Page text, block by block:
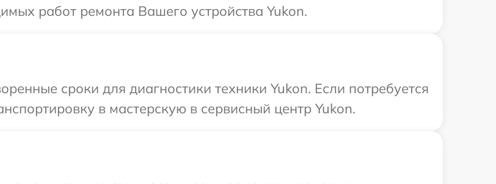
работ ремонта Вашего устройства Yukon.
сроки для диагностики техники Yukon. Если потребуется
в мастерскую в сервисный центр Yukon.